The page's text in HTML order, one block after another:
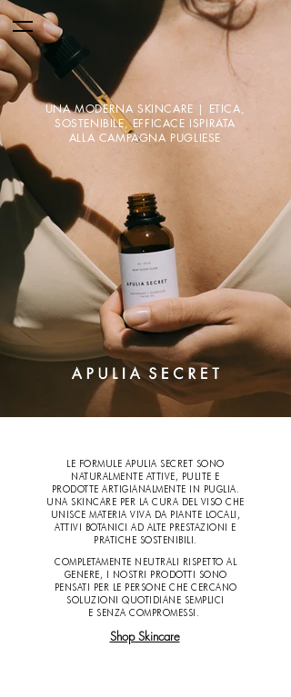
UNA MODERNA SKINCARE | ETICA,
SOSTENIBILE, EFFICACE ISPIRATA
ALLA CAMPAGNA PUGLIESE
LE FORMULE APULIA SECRET SONO
NATURALMENTE ATTIVE, PULITE E
PRODOTTE ARTIGIANALMENTE IN PUGLIA.
UNA SKINCARE PER LA CURA DEL VISO CHE
UNISCE MATERIA VIVA DA PIANTE LOCALI,
ATTIVI BOTANICIAD ALTE PRESTAZIONI E
PRATICHE SOSTENIBILI.
COMPLETAMENTE NEUTRALI RISPETTO AL
GENERE, I NOSTRI PRODOTTI SONO
PENSATI PER LE PERSONE CHE CERCANO
SOLUZIONI QUOTIDIANE SEMPLICI
E SENZA COMPROMESSI.
Shop Skincare